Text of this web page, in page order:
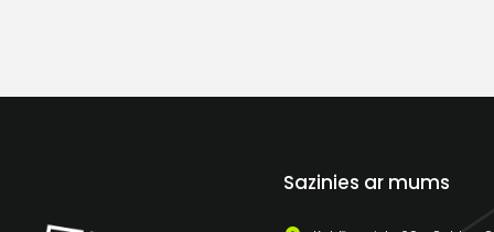
Sazinies ar mums